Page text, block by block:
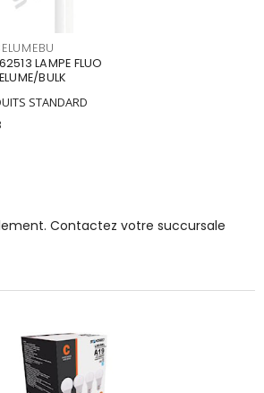
LAMPE FLUO
BULK
STANDARD
Contactez votre succursale